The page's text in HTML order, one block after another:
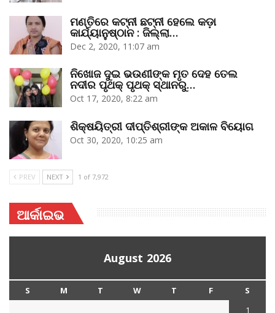
ମଣ୍ତିରେ କଟ୍‌ନୀ ଛଟ୍‌ନୀ ହେଲେ କଡ଼ା
କାର୍ଯ୍ୟାନୁଷ୍ଠାନ : ଜିଲ୍ଲା…
Dec 2, 2020, 11:07 am
ନିଖୋଜ ଦୁଇ ଭଉଣୀଙ୍କ ମୃତ ଦେହ ତେଲ
ନଦୀର ପୃଥକ୍‌ ପୃଥକ୍‌ ସ୍ଥାନରୁ…
Oct 17, 2020, 8:22 am
ଶିକ୍ଷୟିତ୍ରୀ ଦୀପ୍ତିଶ୍ରୀଙ୍କ ଅକାଳ ବିୟୋଗ
Oct 30, 2020, 10:25 am
PREV NEXT 1 of 7,972
ଆର୍କାଇଭ
August 2026
S M T W T F
S
1